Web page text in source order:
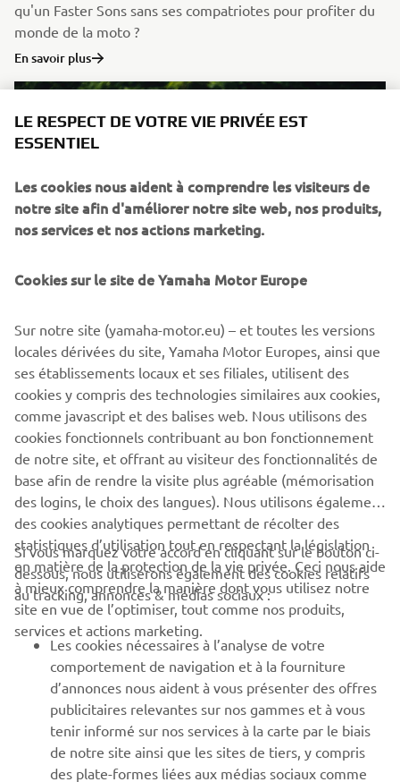
qu'un Faster Sons sans ses compatriotes pour profiter du
monde de la moto ?
En savoir plus
Le motocyclisme a une signification différente pour
chaque individu. À l'ère moderne, il est facile de découvrir
les histoires d'autres personnes grâce aux médias sociaux.
En savoir plus
CORPORATE
BUSINESS
PLUS YAMAHA
SUPPORT
NEWSLETTER
LE RESPECT DE VOTRE VIE PRIVÉE EST
ESSENTIEL
Les cookies nous aident à comprendre les visiteurs de
notre site afin d'améliorer notre site web, nos produits,
nos services et nos actions marketing.
Cookies sur le site de Yamaha Motor Europe
Sur notre site (yamaha-motor.eu) – et toutes les versions
locales dérivées du site, Yamaha Motor Europes, ainsi que
ses établissements locaux et ses filiales, utilisent des
cookies y compris des technologies similaires aux cookies,
comme javascript et des balises web. Nous utilisons des
cookies fonctionnels contribuant au bon fonctionnement
de notre site, et offrant au visiteur des fonctionnalités de
base afin de rendre la visite plus agréable (mémorisation
des logins, le choix des langues). Nous utilisons également
des cookies analytiques permettant de récolter des
statistiques d’utilisation tout en respectant la législation
en matière de la protection de la vie privée. Ceci nous aide
à mieux comprendre la manière dont vous utilisez notre
site en vue de l’optimiser, tout comme nos produits,
services et actions marketing.
Si vous marquez votre accord en cliquant sur le bouton ci-
dessous, nous utiliserons également des cookies relatifs
au tracking, annonces & médias sociaux :
Les cookies nécessaires à l’analyse de votre
comportement de navigation et à la fourniture
d’annonces nous aident à vous présenter des offres
publicitaires relevantes sur nos gammes et à vous
tenir informé sur nos services à la carte par le biais
de notre site ainsi que les sites de tiers, y compris
des plate-formes liées aux médias sociaux comme